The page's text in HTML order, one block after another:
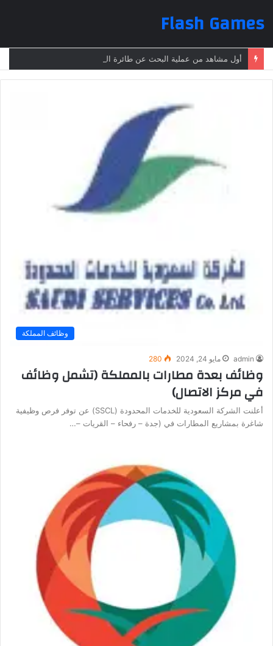
Flash Games
وظائف المملكة
admin مايو 24, 2024 280
وظائف بعدة مطارات بالمملكة (تشمل وظائف
في مركز الاتصال)
أعلنت الشركة السعودية للخدمات المحدودة (SSCL) عن توفر فرص وظيفية
شاغرة بمشاريع المطارات في (جدة – رفحاء – القريات –…